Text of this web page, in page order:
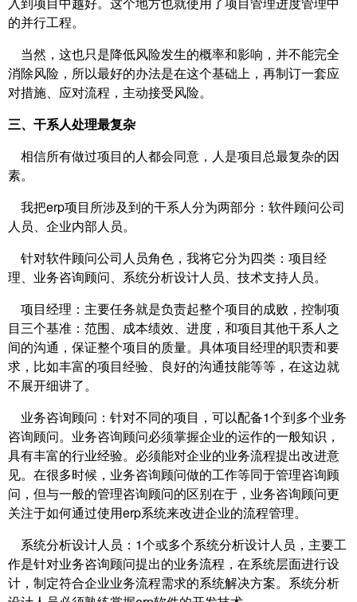
的并行工程。
当然，这也只是降低风险发生的概率和影响，并不能完全
消除风险，所以最好的办法是在这个基础上，再制订一套应
对措施、应对流程，主动接受风险。
三、干系人处理最复杂
相信所有做过项目的人都会同意，人是项目总最复杂的因
素。
我把erp项目所涉及到的干系人分为两部分：软件顾问公司
人员、企业内部人员。
针对软件顾问公司人员角色，我将它分为四类：项目经
理、业务咨询顾问、系统分析设计人员、技术支持人员。
项目经理：主要任务就是负责起整个项目的成败，控制项
目三个基准：范围、成本绩效、进度，和项目其他干系人之
间的沟通，保证整个项目的质量。具体项目经理的职责和要
求，比如丰富的项目经验、良好的沟通技能等等，在这边就
不展开细讲了。
业务咨询顾问：针对不同的项目，可以配备1个到多个业务
咨询顾问。业务咨询顾问必须掌握企业的运作的一般知识，
具有丰富的行业经验。必须能对企业的业务流程提出改进意
见。在很多时候，业务咨询顾问做的工作等同于管理咨询顾
问，但与一般的管理咨询顾问的区别在于，业务咨询顾问更
关注于如何通过使用erp系统来改进企业的流程管理。
系统分析设计人员：1个或多个系统分析设计人员，主要工
作是针对业务咨询顾问提出的业务流程，在系统层面进行设
计，制定符合企业业务流程需求的系统解决方案。系统分析